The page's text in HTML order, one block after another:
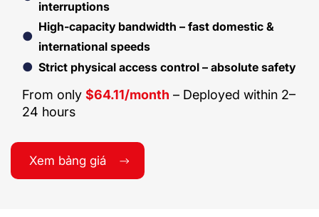
interruptions
High-capacity bandwidth – fast domestic &
international speeds
Strict physical access control – absolute safety
From only $64.11/month – Deployed within 2–
24 hours
Xem bảng giá